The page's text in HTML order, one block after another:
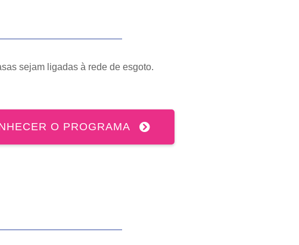
sejam ligadas à rede de esgoto.
O PROGRAMA